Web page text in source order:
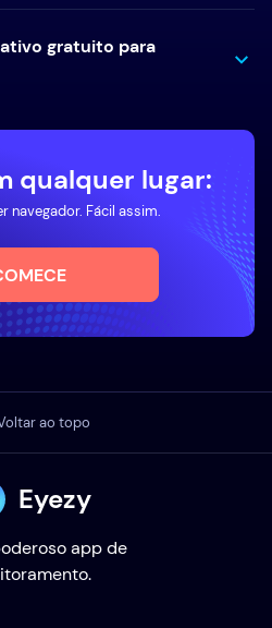
gratuito para
qualquer lugar:
navegador. Fácil assim.
ao topo
Eyezy
app de